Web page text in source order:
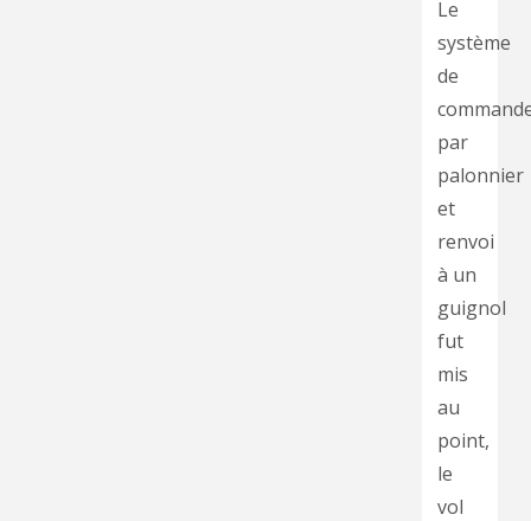
Le
système
de
par
palonnier
et
renvoi
à un
guignol
fut
mis
au
point,
le
vol